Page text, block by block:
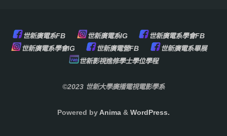
世新廣電系FB 世新廣電系IG
世新廣電系學會FB
世新廣電系學會IG
世新廣電營FB
世新廣電系畢展
世新影視進修學士學位學程
©2023 世新大學廣播電視電影學系
Powered by Anima & WordPress.